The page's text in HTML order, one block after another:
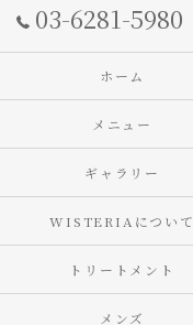
03-6281-5980
ホーム
メニュー
ギャラリー
WISTERIAについて
トリートメント
メンズ